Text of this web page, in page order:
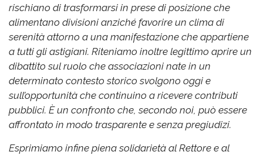
rischiano di trasformarsi in prese di posizione che
alimentano divisioni anziché favorire un clima di
serenità attorno a una manifestazione che appartiene
a tutti gli astigiani. Riteniamo inoltre legittimo aprire un
dibattito sul ruolo che associazioni nate in un
determinato contesto storico svolgono oggi e
sull’opportunità che continuino a ricevere contributi
pubblici. È un confronto che, secondo noi, può essere
affrontato in modo trasparente e senza pregiudizi.
Esprimiamo infine piena solidarietà al Rettore e al